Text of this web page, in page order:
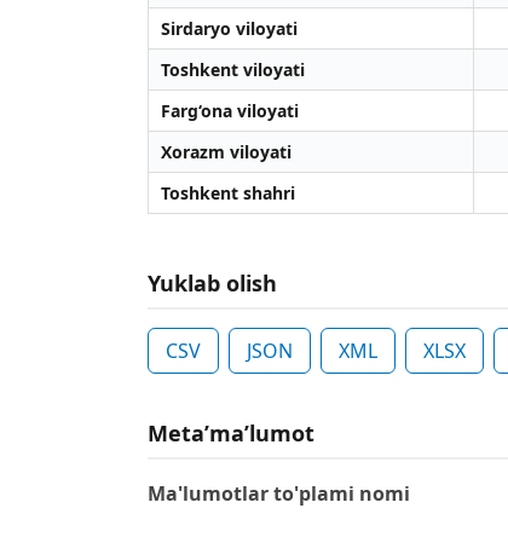
Sirdaryo viloyati
Toshkent viloyati
Farg‘ona viloyati
Xorazm viloyati
Toshkent shahri
Yuklab olish
CSV JSON XML XLSX
Metaʼmaʼlumot
Ma'lumotlar to'plami nomi